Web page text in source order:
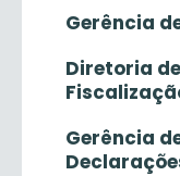
Gerência
Diretoria
Gerência